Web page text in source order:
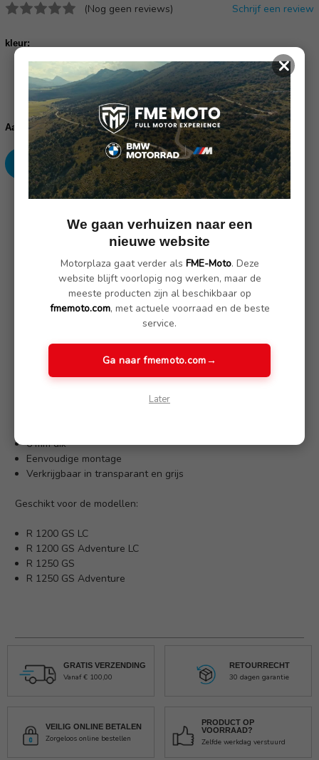
(Nog geen reviews) Schrijf een review
kleur:
voorraad:
Aantal:
Verhoog
aantallen:
Verlaag
aantallen:
SKU: 42711-105, 42711-106
(Nog geen reviews)
Deze schermdeflector perfectioneert de bescherming tegen de
wind van de GS. Bedekt de openingen tussen de koplampen en
Betere bescherming tegen de wind, zelfs bij hoge snelheden
Merkbaar stiller en minder trillingen
6 mm dik
Eenvoudige montage
Verkrijgbaar in transparant en grijs
Geschikt voor de modellen:
R 1200 GS LC
R 1200 GS Adventure LC
R 1250 GS
R 1250 GS Adventure
GRATIS VERZENDING
Vanaf € 100,00
RETOURRECHT
30 dagen garantie
VEILIG ONLINE BETALEN
Zorgeloos online bestellen
PRODUCT OP
VOORRAAD?
Zelfde werkdag verstuurd
×
We gaan verhuizen naar een
nieuwe website
Motorplaza gaat verder als FME-Moto. Deze
website blijft voorlopig nog werken, maar de
meeste producten zijn al beschikbaar op
fmemoto.com, met actuele voorraad en de beste
service.
Ga naar fmemoto.com→
Later